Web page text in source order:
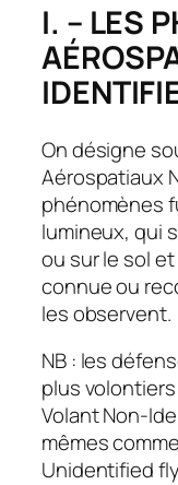
I. – LES
On désigne
Aérospatiaux
phénomènes
lumineux, qui
ou sur le sol
connue ou
les observent.
NB : les
plus volontiers
Volant Non-
mêmes
Unidentified